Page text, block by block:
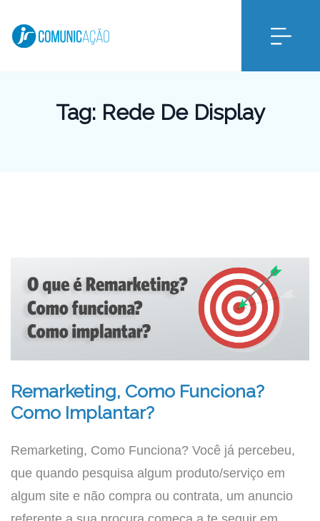
Tag: Rede De Display
Remarketing, Como Funciona?
Como Implantar?
Remarketing, Como Funciona? Você já percebeu,
que quando pesquisa algum produto/serviço em
algum site e não compra ou contrata, um anuncio